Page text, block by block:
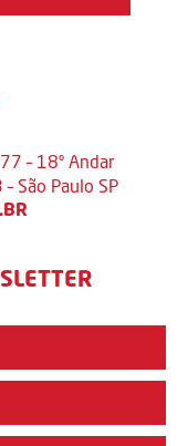
– 18º Andar
São Paulo SP